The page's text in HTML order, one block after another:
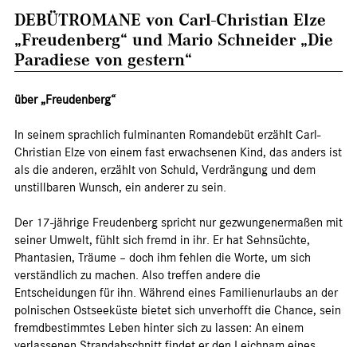
DEBÜTROMANE von Carl-Christian Elze
„Freudenberg“ und Mario Schneider „Die
Paradiese von gestern“
über „Freudenberg“
In seinem sprachlich fulminanten Romandebüt erzählt Carl-
Christian Elze von einem fast erwachsenen Kind, das anders ist
als die anderen, erzählt von Schuld, Verdrängung und dem
unstillbaren Wunsch, ein anderer zu sein.
Der 17-jährige Freudenberg spricht nur gezwungenermaßen mit
seiner Umwelt, fühlt sich fremd in ihr. Er hat Sehnsüchte,
Phantasien, Träume – doch ihm fehlen die Worte, um sich
verständlich zu machen. Also treffen andere die
Entscheidungen für ihn. Während eines Familienurlaubs an der
polnischen Ostseeküste bietet sich unverhofft die Chance, sein
fremdbestimmtes Leben hinter sich zu lassen: An einem